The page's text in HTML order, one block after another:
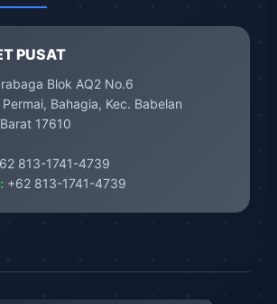
PUSAT
Blok AQ2 No.6
Bahagia, Kec. Babelan
17610
813-1741-4739
+62 813-1741-4739